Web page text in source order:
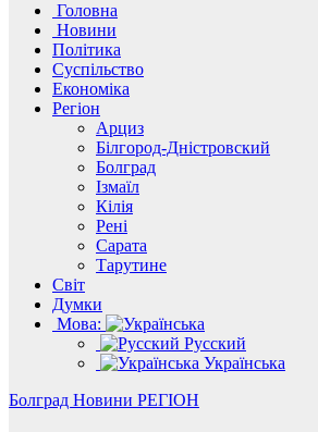
Головна
Новини
Політика
Суспільство
Економіка
Регіон
Арциз
Білгород-Дністровский
Болград
Ізмаїл
Кілія
Рені
Сарата
Тарутине
Світ
Думки
Мова:
Русский
Українська
Болград Новини РЕГІОН